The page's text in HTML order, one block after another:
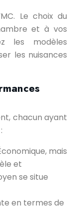
Le choix du
et à vos
les modèles
les nuisances
chacun ayant
mais
et
se situe
en termes de